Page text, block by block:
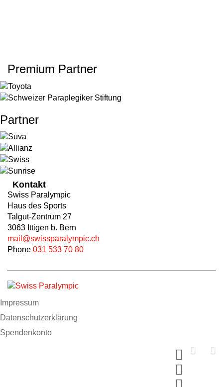
Premium Partner
Partner
Kontakt
Swiss Paralympic
Haus des Sports
Talgut-Zentrum 27
3063 Ittigen b. Bern
mail@swissparalympic.ch
Phone 031 533 70 80
Impressum
Datenschutzerklärung
Spendenkonto